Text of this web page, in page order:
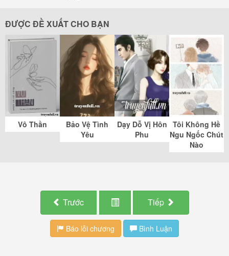
ĐƯỢC ĐỀ XUẤT CHO BẠN
Vô Thần
Bảo Vệ Tình
Yêu
Dạy Dỗ Vị Hôn
Phu
Tôi Không Hề
Ngu Ngốc Chút
Nào
Trước Tiếp
Báo lỗi chương Bình Luận